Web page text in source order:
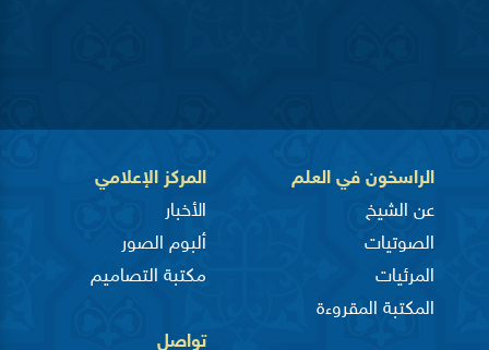
الراسخون في العلم
عن الشيخ
الصوتيات
المرئيات
المكتبة المقروءة
المركز الإعلامي
الأخبار
ألبوم الصور
مكتبة التصاميم
تواصل